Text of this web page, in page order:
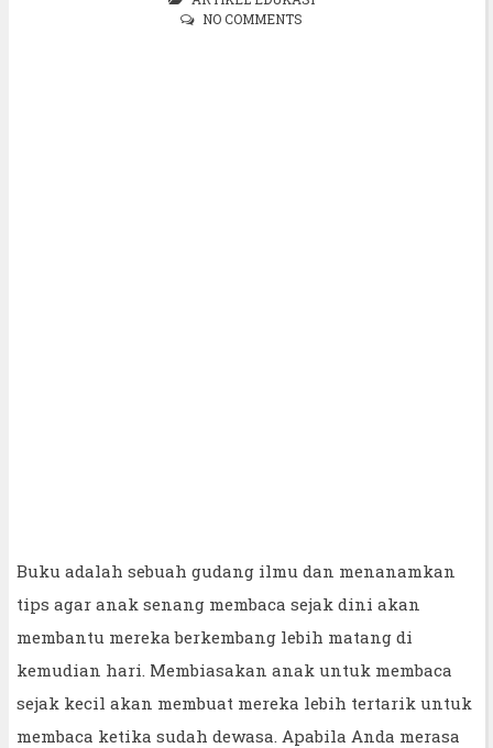
NO COMMENTS
Buku adalah sebuah gudang ilmu dan menanamkan
tips agar anak senang membaca sejak dini akan
membantu mereka berkembang lebih matang di
kemudian hari. Membiasakan anak untuk membaca
sejak kecil akan membuat mereka lebih tertarik untuk
membaca ketika sudah dewasa. Apabila Anda merasa